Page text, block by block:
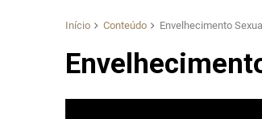
Início Conteúdo Envelhecimento